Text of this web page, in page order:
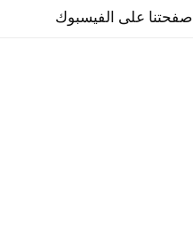
صفحتنا على الفيسبوك